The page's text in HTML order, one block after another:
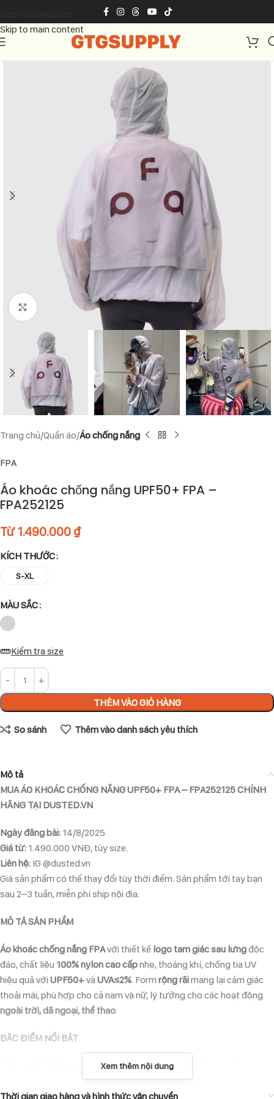
Skip to main content
Click to enlarge
Trang chủ Quần áo Áo chống nắng
FPA
Áo khoác chống nắng UPF50+ FPA –
FPA252125​​​​​​​
Từ1.490.000 ₫
KÍCH THƯỚC
S-XL
MÀU SẮC
Kiểm tra size
THÊM VÀO GIỎ HÀNG
So sánh Thêm vào danh sách yêu thích
Mô tả
MUA ÁO KHOÁC CHỐNG NẮNG UPF50+ FPA – FPA252125 CHÍNH
HÃNG TẠI DUSTED.VN
Ngày đăng bài: 14/8/2025
Giá từ: 1.490.000 VNĐ, tùy size.
Liên hệ: IG @dusted.vn
Giá sản phẩm có thể thay đổi tùy thời điểm. Sản phẩm tới tay bạn
sau 2–3 tuần, miễn phí ship nội địa.
MÔ TẢ SẢN PHẨM
Áo khoác chống nắng FPAvới thiết kế logo tam giác sau lưngđộc
đáo, chất liệu 100% nylon cao cấpnhẹ, thoáng khí, chống tia UV
hiệu quả với UPF50+và UVA≤2%. Form rộng rãimang lại cảm giác
thoải mái, phù hợp cho cả nam và nữ, lý tưởng cho các hoạt động
ngoài trời, dã ngoại, thể thao.
ĐẶC ĐIỂM NỔI BẬT
Công nghệ chống nắng UPF50+: Bảo vệ da khỏi 98% tia UV có hại,
giúp bạn yên tâm khi ra ngoài.
Chống gió, thoáng khí: Giúp bạn thoải mái trong điều kiện thời tiết
Xem thêm nội dung
Thời gian giao hàng và hình thức vận chuyển